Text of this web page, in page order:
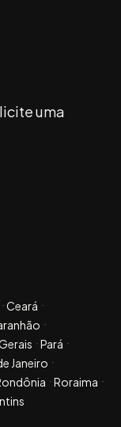
uma
Ceará
Pará
Janeiro
Roraima